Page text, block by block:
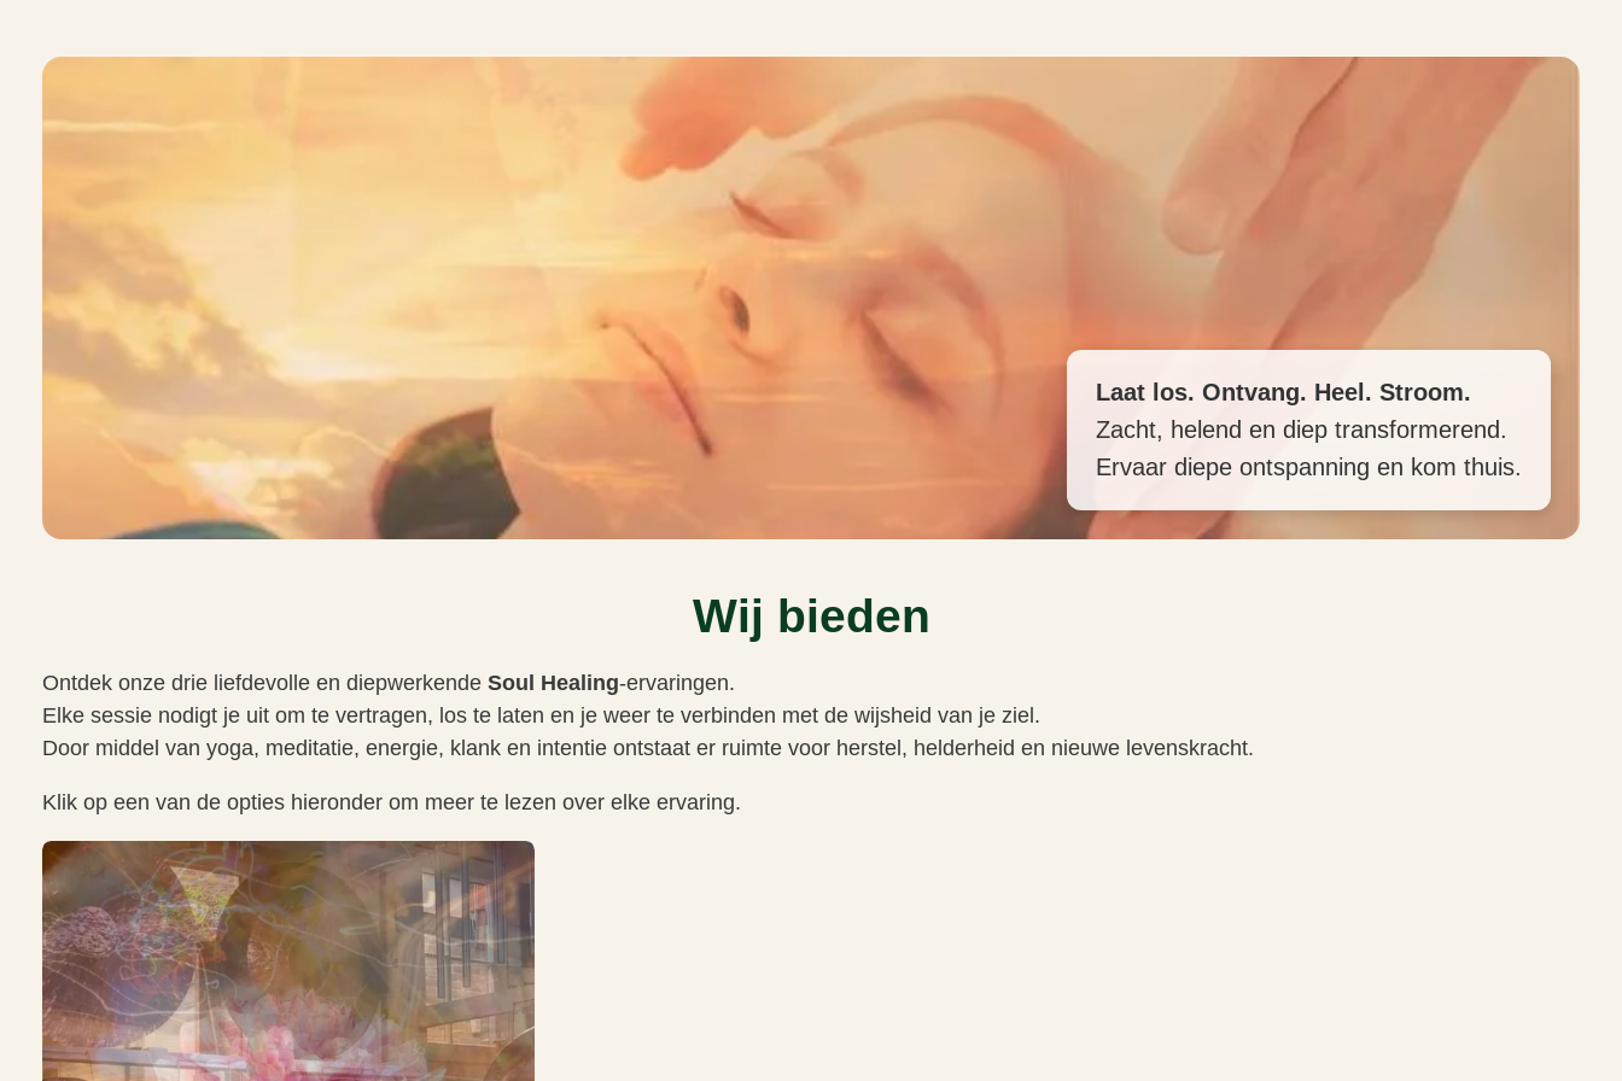
Laat los. Ontvang. Heel. Stroom.
Zacht, helend en diep transformerend.
Ervaar diepe ontspanning en kom thuis.
Wij bieden
Ontdek onze drie liefdevolle en diepwerkende Soul Healing-ervaringen.
Elke sessie nodigt je uit om te vertragen, los te laten en je weer te verbinden met de wijsheid van je ziel.
Door middel van yoga, meditatie, energie, klank en intentie ontstaat er ruimte voor herstel, helderheid en nieuwe levenskracht.
Klik op een van de opties hieronder om meer te lezen over elke ervaring.